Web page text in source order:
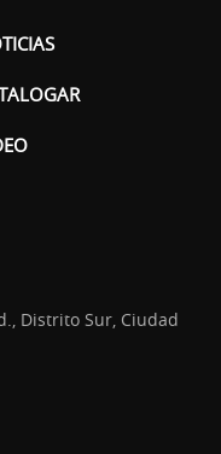
Distrito Sur, Ciudad